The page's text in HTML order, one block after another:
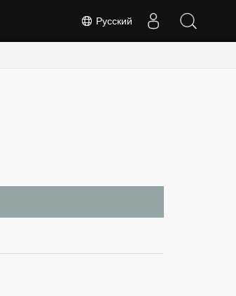
Русский